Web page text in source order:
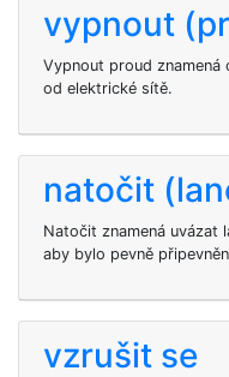
vypnout
Vypnout proud znamená
od elektrické sítě.
natočit
Natočit znamená uvázat
aby bylo pevně
vzrušit se